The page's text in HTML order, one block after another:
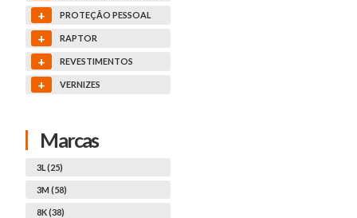
+ PROTEÇÃO PESSOAL
+ RAPTOR
+ REVESTIMENTOS
+ VERNIZES
Marcas
3L (25)
3M (58)
8K (38)